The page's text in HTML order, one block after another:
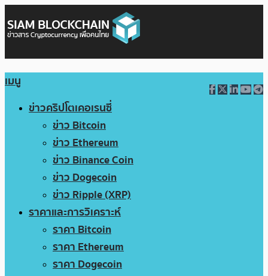
เมนู
ข่าวคริปโตเคอเรนซี่
ข่าว Bitcoin
ข่าว Ethereum
ข่าว Binance Coin
ข่าว Dogecoin
ข่าว Ripple (XRP)
ราคาและการวิเคราะห์
ราคา Bitcoin
ราคา Ethereum
ราคา Dogecoin